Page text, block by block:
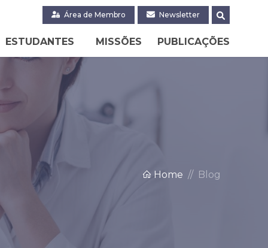
Área de Membro Newsletter
ESTUDANTES MISSÕES PUBLICAÇÕES
Home Blog